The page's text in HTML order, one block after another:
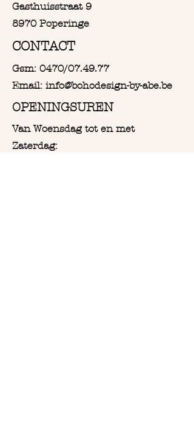
Gasthuisstraat 9
8970 Poperinge
CONTACT
Gsm: 0470/07.49.77
Email: info@bohodesign-by-abe.be
OPENINGSUREN
Van Woensdag tot en met
Zaterdag: